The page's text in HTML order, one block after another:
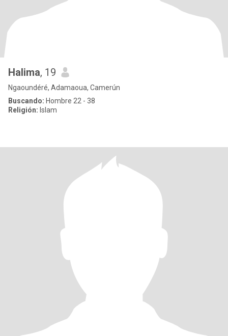
Halima, 19
Ngaoundéré, Adamaoua, Camerún
Buscando: Hombre 22 - 38
Religión: Islam